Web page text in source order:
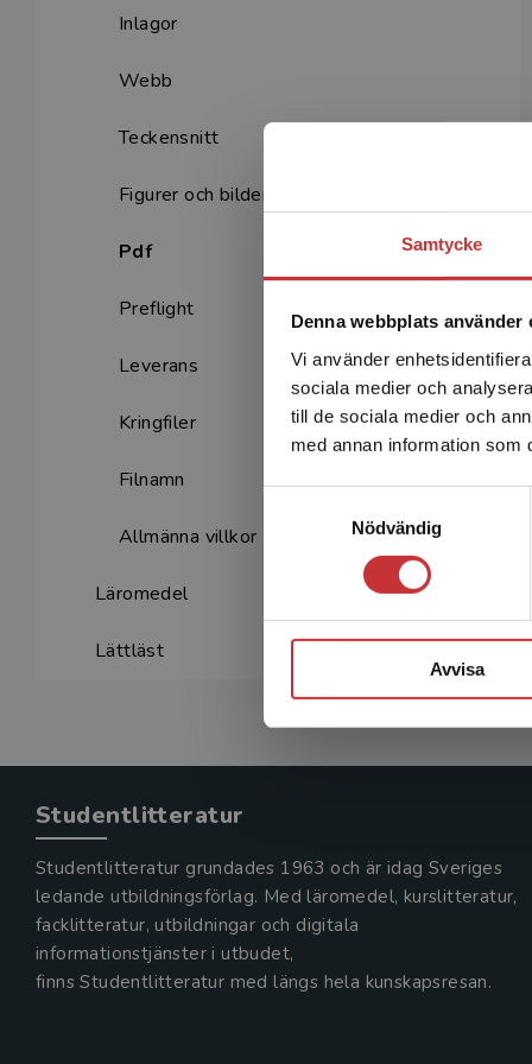
Samtycke
Denna webbplats använder
Vi använder
sociala medier och
till de sociala medier och
med annan information som
Nödvändig
Avvisa
Inlagor
Webb
Teckensnitt
Figurer och bilder
Pdf
Preflight
Leverans
Kringfiler
Filnamn
Allmänna villkor
Läromedel
Lättläst
Studentlitteratur
Studentlitteratur grundades 1963 och är idag Sveriges
ledande utbildningsförlag. Med läromedel, kurslitteratur,
facklitteratur, utbildningar och digitala
informationstjänster i utbudet,
finns Studentlitteratur med längs hela kunskapsresan.